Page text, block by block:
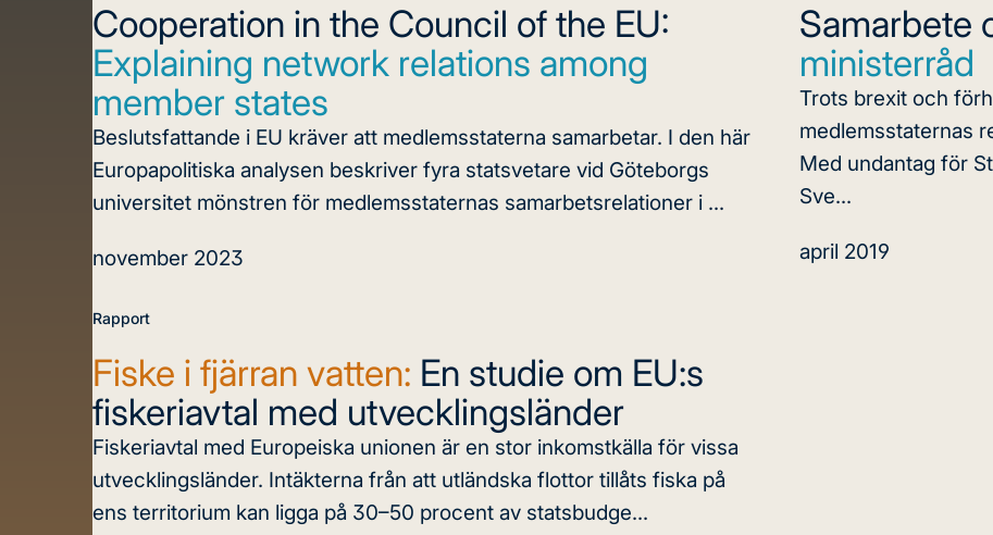
Cooperation in the Council of the EU:
Explaining network relations among
member states
Beslutsfattande i EU kräver att medlemsstaterna samarbetar. I den här
Europapolitiska analysen beskriver fyra statsvetare vid Göteborgs
universitet mönstren för medlemsstaternas samarbetsrelationer i ...
november 2023
Samarbete
ministerråd
Trots brexit och
medlemsstaternas
Med undantag för
Sve...
april 2019
Rapport
Fiske i fjärran vatten: En studie om EU:s
fiskeriavtal med utvecklingsländer
Fiskeriavtal med Europeiska unionen är en stor inkomstkälla för vissa
utvecklingsländer. Intäkterna från att utländska flottor tillåts fiska på
ens territorium kan ligga på 30–50 procent av statsbudge...